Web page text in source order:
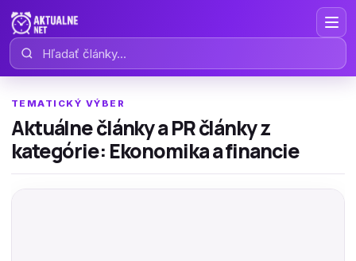
Hľadať články
TEMATICKÝ VÝBER
Aktuálne články a PR články z
kategórie: Ekonomika a financie